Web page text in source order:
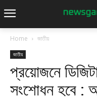
Home জাতীয়
জাতীয়
প্রয়োজনে
সংশোধন হবে :